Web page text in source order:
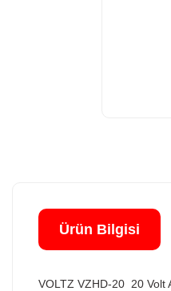
Ürün Bilgisi
VOLTZ VZHD-20 20 Volt